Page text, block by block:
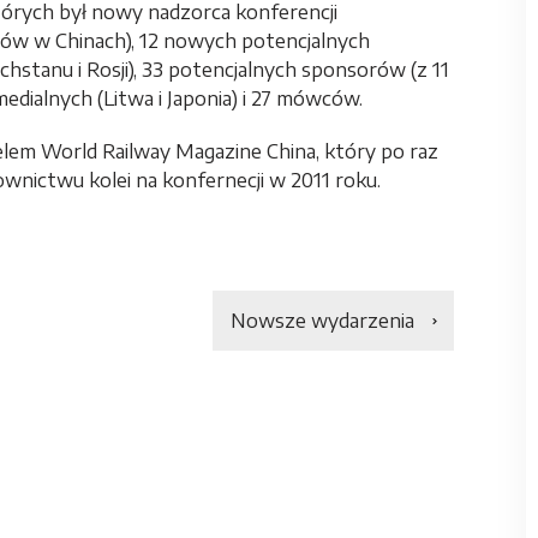
był nowy nadzorca konferencji
w Chinach), 12 nowych potencjalnych
i Rosji), 33 potencjalnych sponsorów (z 11
(Litwa i Japonia) i 27 mówców.
World Railway Magazine China, który po raz
kolei na konfernecji w 2011 roku.
Nowsze wydarzenia